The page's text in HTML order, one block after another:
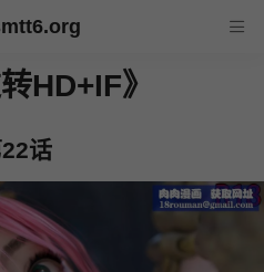
HD+IF》
话